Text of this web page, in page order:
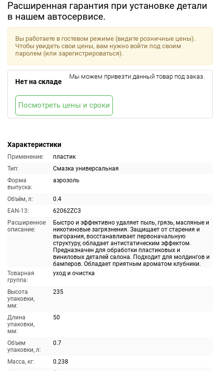
Расширенная гарантия при установке детали
в нашем автосервисе.
Характеристики
Применение:
пластик
Тип:
Смазка универсальная
Форма
выпуска:
аэрозоль
Объём, л:
0.4
EAN-13:
62062ZC3
Расширенное
описание:
Быстро и эффективно удаляет пыль, грязь, масляные и
никотиновые загрязнения. Защищает от старения и
выгорания, восстанавливает первоначальную
структуру, обладает антистатическим эффектом.
Предназначен для обработки пластиковых и
виниловых деталей салона. Подходит для молдингов и
бамперов. Обладает приятным ароматом клубники.
Товарная
группа:
уход и очистка
Высота
упаковки,
мм:
235
Длина
упаковки,
мм:
50
Объем
упаковки, л:
0.7
Масса, кг:
0.238
Вы работаете в гостевом режиме (видите розничные цены).
Чтобы увидеть свои цены, вам нужно войти под своим
паролем (или зарегистрироваться).
Нет на складе
Мы можем привезти данный товар под заказ.
Посмотреть цены и сроки